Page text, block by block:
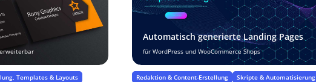
Templates & Layouts
Automatisch generierte Landing Pages
für WordPress und WooCommerce Shops
Redaktion & Content-Erstellung
Skripte & Automatisierung